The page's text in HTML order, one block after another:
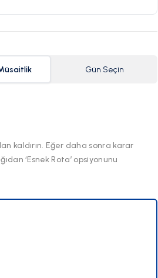
Gün Seçin
kaldırın. Eğer daha sonra karar
‘Esnek Rota’ opsiyonunu